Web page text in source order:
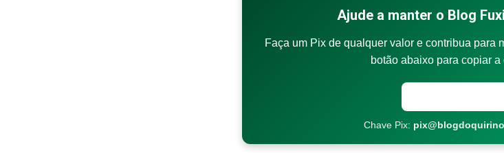
Ajude a manter o Blog
Faça um Pix de qualquer valor e contribua para
botão abaixo para copiar a
Chave Pix: